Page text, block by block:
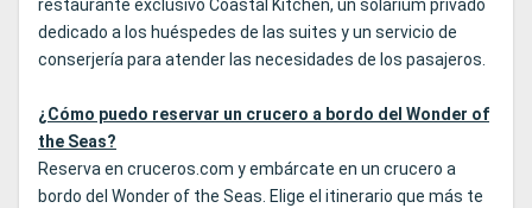
restaurante exclusivo Coastal Kitchen, un solárium privado
dedicado a los huéspedes de las suites y un servicio de
conserjería para atender las necesidades de los pasajeros.
¿Cómo puedo reservar un crucero a bordo del Wonder of
the Seas?
Reserva en cruceros.com y embárcate en un crucero a
bordo del Wonder of the Seas. Elige el itinerario que más te